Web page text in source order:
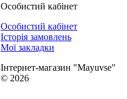
Особистий кабінет
Особистий кабінет
Історія замовлень
Мої закладки
Інтернет-магазин "Mayuvse"
© 2026